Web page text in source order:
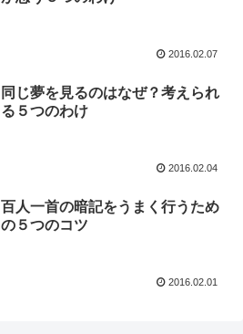
2016.02.07
同じ夢を見るのはなぜ？考えられ
る５つのわけ
2016.02.04
百人一首の暗記をうまく行うため
の５つのコツ
2016.02.01